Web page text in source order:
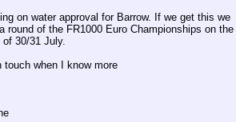
on water approval for Barrow. If we get this we
round of the FR1000 Euro Championships on the
of 30/31 July.
touch when I know more